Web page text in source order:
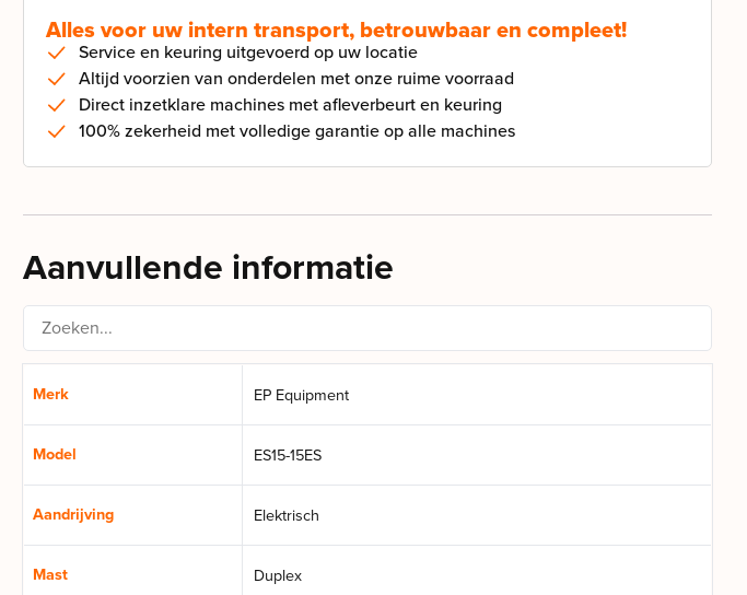
Alles voor uw intern transport, betrouwbaar en compleet!
Service en keuring uitgevoerd op uw locatie
Altijd voorzien van onderdelen met onze ruime voorraad
Direct inzetklare machines met afleverbeurt en keuring
100% zekerheid met volledige garantie op alle machines
Aanvullende informatie
Merk EP Equipment
Model ES15-15ES
Aandrijving Elektrisch
Mast Duplex